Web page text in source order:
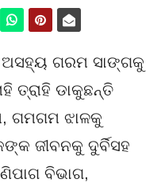
ଅସହ୍ୟ ଗରମ ସାଙ୍ଗକୁ
ତ୍ରାହି ଡାକୁଛନ୍ତି
ଗମଗମ ଝାଳକୁ
ଜୀବନକୁ ଦୁର୍ବିସହ
ବିଭାଗ,